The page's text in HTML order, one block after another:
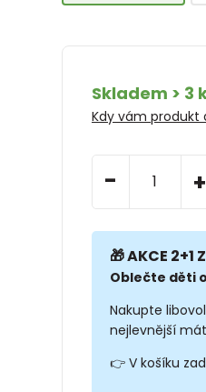
Skladem > 3
Kdy vám produkt
- +
🎁 AKCE
Oblečte děti
Nakupte
nejlevnější
👉 V košíku